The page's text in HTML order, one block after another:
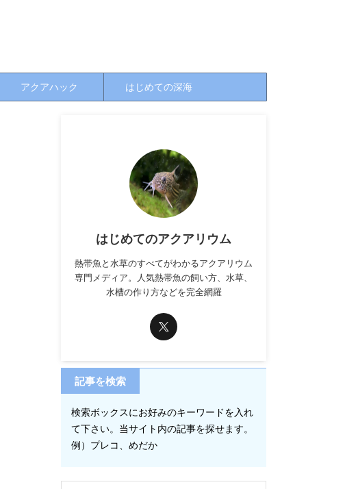
アクアハック はじめての深海
はじめてのアクアリウム
熱帯魚と水草のすべてがわかるアクアリウム
専門メディア。人気熱帯魚の飼い方、水草、
水槽の作り方などを完全網羅
記事を検索
検索ボックスにお好みのキーワードを入れ
て下さい。当サイト内の記事を探せます。
例）プレコ、めだか